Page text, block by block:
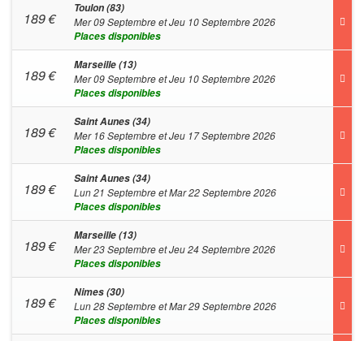
189€
Toulon (83)
Mer 09 Septembre et Jeu 10 Septembre 2026
Places disponibles
189€
Marseille (13)
Mer 09 Septembre et Jeu 10 Septembre 2026
Places disponibles
189€
Saint Aunes (34)
Mer 16 Septembre et Jeu 17 Septembre 2026
Places disponibles
189€
Saint Aunes (34)
Lun 21 Septembre et Mar 22 Septembre 2026
Places disponibles
189€
Marseille (13)
Mer 23 Septembre et Jeu 24 Septembre 2026
Places disponibles
189€
Nimes (30)
Lun 28 Septembre et Mar 29 Septembre 2026
Places disponibles